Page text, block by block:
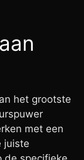
het grootste
met een
juiste